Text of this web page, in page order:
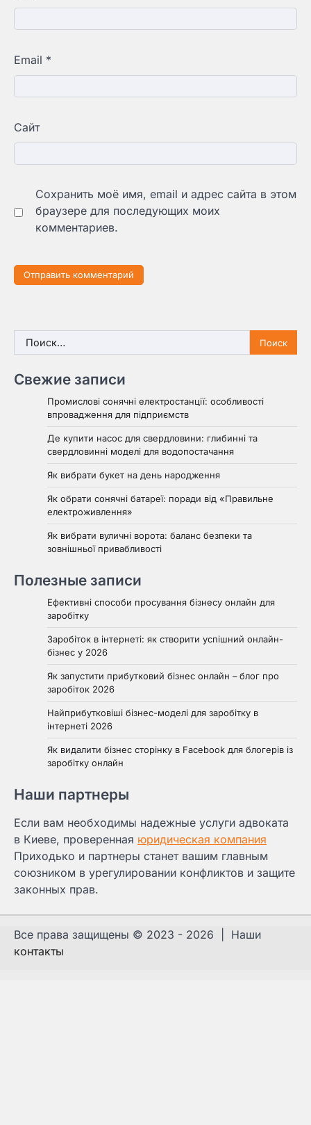
Email *
Сайт
Сохранить моё имя, email и адрес сайта в этом
браузере для последующих моих
комментариев.
Найти:
Свежие записи
Промислові сонячні електростанції: особливості
впровадження для підприємств
Де купити насос для свердловини: глибинні та
свердловинні моделі для водопостачання
Як вибрати букет на день народження
Як обрати сонячні батареї: поради від «Правильне
електроживлення»
Як вибрати вуличні ворота: баланс безпеки та
зовнішньої привабливості
Полезные записи
Ефективні способи просування бізнесу онлайн для
заробітку
Заробіток в інтернеті: як створити успішний онлайн-
бізнес у 2026
Як запустити прибутковий бізнес онлайн – блог про
заробіток 2026
Найприбутковіші бізнес-моделі для заробітку в
інтернеті 2026
Як видалити бізнес сторінку в Facebook для блогерів із
заробітку онлайн
Наши партнеры
Если вам необходимы надежные услуги адвоката
в Киеве, проверенная юридическая компания
Приходько и партнеры станет вашим главным
союзником в урегулировании конфликтов и защите
законных прав.
Все права защищены © 2023 - 2026 | Наши
контакты